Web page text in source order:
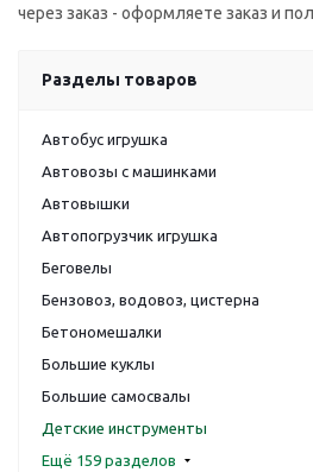
через заказ - оформляете заказ и
Разделы товаров
Автобус игрушка
Автовозы с машинками
Автовышки
Автопогрузчик игрушка
Беговелы
Бензовоз, водовоз, цистерна
Бетономешалки
Большие куклы
Большие самосвалы
Детские инструменты
Ещё 159 разделов